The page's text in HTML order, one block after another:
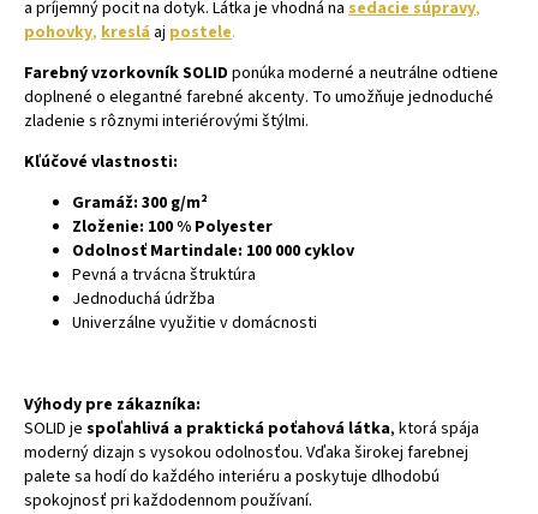
a príjemný pocit na dotyk. Látka je vhodná na sedacie súpravy,
pohovky, kreslá aj postele.
Farebný vzorkovník SOLID ponúka moderné a neutrálne odtiene
doplnené o elegantné farebné akcenty. To umožňuje jednoduché
zladenie s rôznymi interiérovými štýlmi.
Kľúčové vlastnosti:
Gramáž: 300 g/m²
Zloženie: 100 % Polyester
Odolnosť Martindale: 100 000 cyklov
Pevná a trvácna štruktúra
Jednoduchá údržba
Univerzálne využitie v domácnosti
Výhody pre zákazníka:
SOLID je spoľahlivá a praktická poťahová látka, ktorá spája
moderný dizajn s vysokou odolnosťou. Vďaka širokej farebnej
palete sa hodí do každého interiéru a poskytuje dlhodobú
spokojnosť pri každodennom používaní.